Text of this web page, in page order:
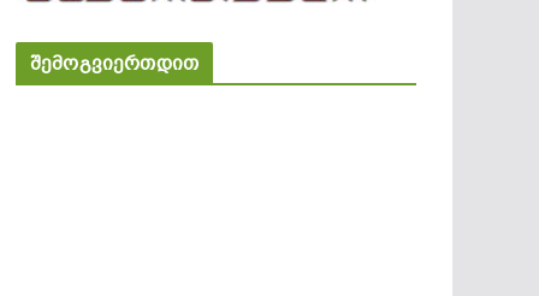
შემოგვიერთდით